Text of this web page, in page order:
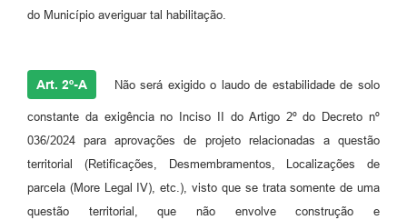
do Município averiguar tal habilitação.
Art. 2º-A Não será exigido o laudo de estabilidade de solo
constante da exigência no Inciso II do Artigo 2º do Decreto nº
036/2024 para aprovações de projeto relacionadas a questão
territorial (Retificações, Desmembramentos, Localizações de
parcela (More Legal IV), etc.), visto que se trata somente de uma
questão territorial, que não envolve construção e